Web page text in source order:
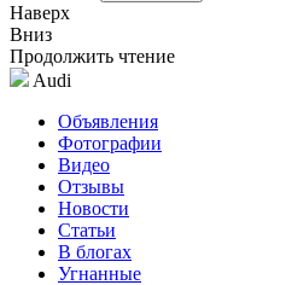
Наверх
Вниз
Продолжить чтение
Audi
Объявления
Фотографии
Видео
Отзывы
Новости
Статьи
В блогах
Угнанные